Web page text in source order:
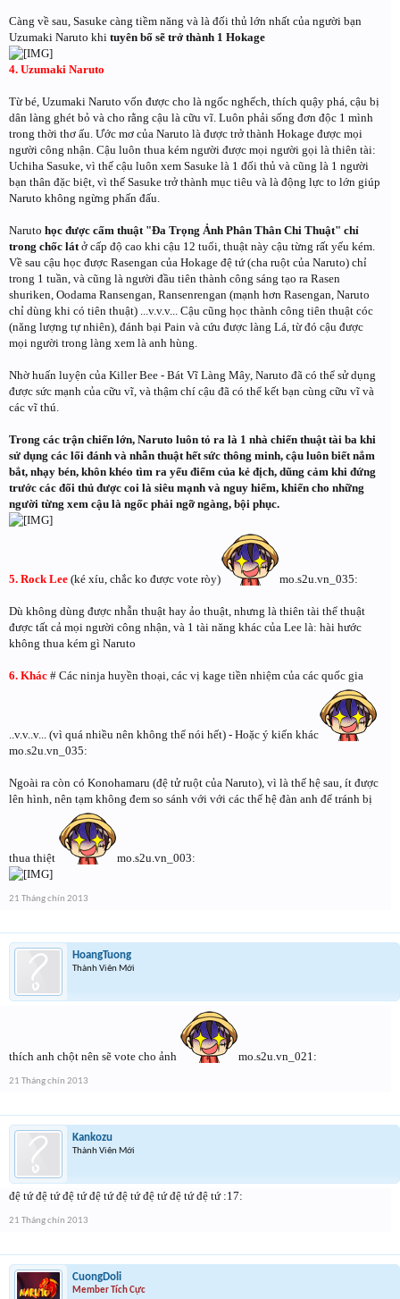
Càng về sau, Sasuke càng tiềm năng và là đối thủ lớn nhất của người bạn
Uzumaki Naruto khi tuyên bố sẽ trở thành 1 Hokage
4. Uzumaki Naruto
Từ bé, Uzumaki Naruto vốn được cho là ngốc nghếch, thích quậy phá, cậu bị
dân làng ghét bỏ và cho rằng cậu là cữu vĩ. Luôn phải sống đơn độc 1 mình
trong thời thơ ấu. Ước mơ của Naruto là được trở thành Hokage được mọi
người công nhận. Cậu luôn thua kém người được mọi người gọi là thiên tài:
Uchiha Sasuke, vì thế cậu luôn xem Sasuke là 1 đối thủ và cũng là 1 người
bạn thân đặc biệt, vì thế Sasuke trở thành mục tiêu và là động lực to lớn giúp
Naruto không ngừng phấn đấu.
Naruto học được cấm thuật "Đa Trọng Ảnh Phân Thân Chi Thuật" chỉ
trong chốc látở cấp độ cao khi cậu 12 tuổi, thuật này cậu từng rất yếu kém.
Về sau cậu học được Rasengan của Hokage đệ tứ (cha ruột của Naruto) chỉ
trong 1 tuần, và cũng là người đầu tiên thành công sáng tạo ra Rasen
shuriken, Oodama Ransengan, Ransenrengan (mạnh hơn Rasengan, Naruto
chỉ dùng khi có tiên thuật) ...v.v.v... Cậu cũng học thành công tiên thuật cóc
(năng lượng tự nhiên), đánh bại Pain và cứu được làng Lá, từ đó cậu được
mọi người trong làng xem là anh hùng.
Nhờ huấn luyện của Killer Bee - Bát Vĩ Làng Mây, Naruto đã có thể sử dụng
được sức mạnh của cữu vĩ, và thậm chí cậu đã có thể kết bạn cùng cữu vĩ và
các vĩ thú.
Trong các trận chiến lớn, Naruto luôn tỏ ra là 1 nhà chiến thuật tài ba khi
sử dụng các lối đánh và nhẫn thuật hết sức thông minh, cậu luôn biết nắm
bắt, nhạy bén, khôn khéo tìm ra yếu điểm của kẻ địch, dũng cảm khi đứng
trước các đối thủ được coi là siêu mạnh và nguy hiểm, khiến cho những
người từng xem cậu là ngốc phải ngỡ ngàng, bội phục.
5. Rock Lee (ké xíu, chắc ko được vote ròy) mo.s2u.vn_035:
Dù không dùng được nhẫn thuật hay ảo thuật, nhưng là thiên tài thể thuật
được tất cả mọi người công nhận, và 1 tài năng khác của Lee là: hài hước
không thua kém gì Naruto
6. Khác # Các ninja huyền thoại, các vị kage tiền nhiệm của các quốc gia
..v.v..v... (vì quá nhiều nên không thể nói hết) - Hoặc ý kiến khác
mo.s2u.vn_035:
Ngoài ra còn có Konohamaru (đệ tử ruột của Naruto), vì là thế hệ sau, ít được
lên hình, nên tạm không đem so sánh với với các thế hệ đàn anh để tránh bị
thua thiệt mo.s2u.vn_003:
21 Tháng chín 2013
HoangTuong
Thành Viên Mới
thích anh chột nên sẽ vote cho ảnh mo.s2u.vn_021:
21 Tháng chín 2013
Kankozu
Thành Viên Mới
đệ tứ đệ tứ đệ tứ đệ tứ đệ tứ đệ tứ đệ tứ đệ tứ :17:
21 Tháng chín 2013
CuongDoli
Member Tích Cực